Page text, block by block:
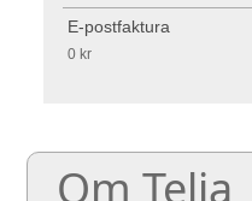
E-postfaktura
0 kr
Om Telia